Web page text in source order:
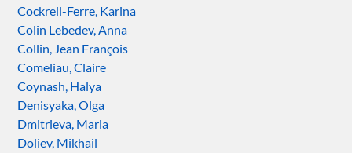
Cockrell-Ferre, Karina
Colin Lebedev, Anna
Collin, Jean François
Comeliau, Claire
Coynash, Halya
Denisyaka, Olga
Dmitrieva, Maria
Doliev, Mikhail